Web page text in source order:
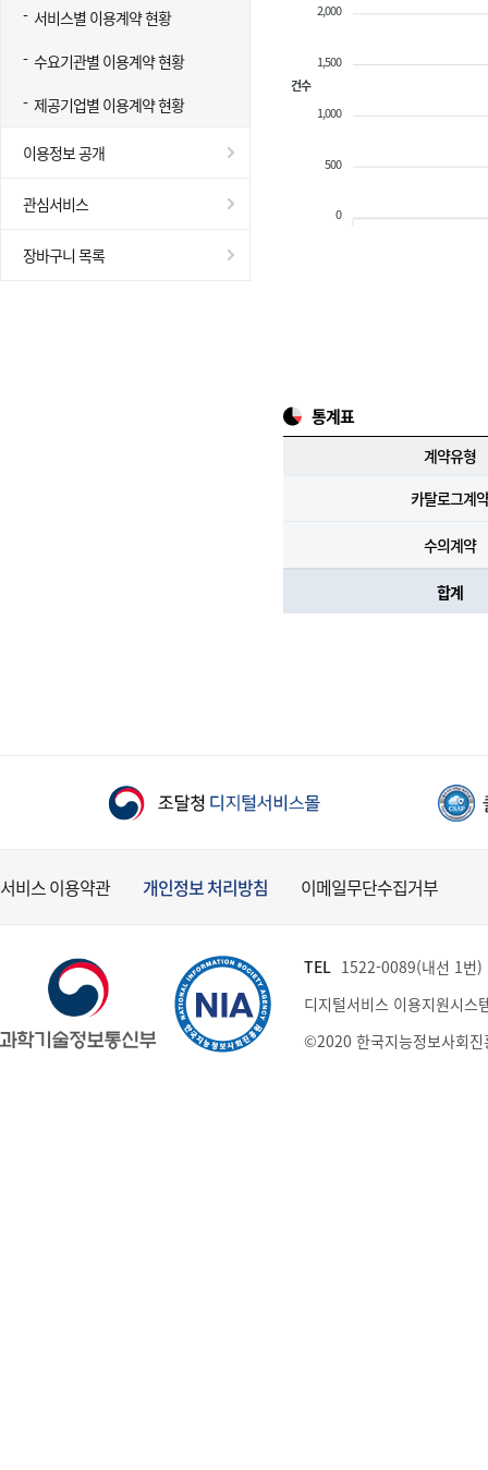
서비스별 이용계약 현황
수요기관별 이용계약 현황
제공기업별 이용계약 현황
이용정보 공개
관심서비스
장바구니 목록
2,000
1,500
1,000
500
0
건수
통계표
계약유형
카탈로그계약
수의계약
합계
서비스 이용약관 개인정보 처리방침 이메일무단수집거부
TEL 1522-0089(내선 1번
디지털서비스 이용지원시스
©2020 한국지능정보사회진